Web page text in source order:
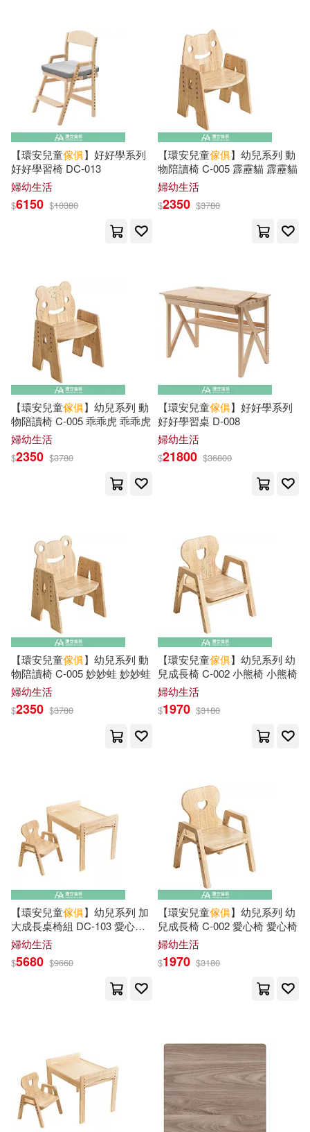
Mary(8)
Paul(8)
Reveirs-Hopkins(8)
Sheila(8) Taylor(8)
胡文彥 於淑岩著(8)
Angela M.(7) Blake(7)
CAD/CAM/CAE技術聯盟(7)
Cescinsky(7)
Frances Clary(7) George(7)
Jackson(7)
Leslie A.(7) Lockwood(7)
Morse(7) Nutting(7)
Roe(7)
Soft(7) Stallworth(7)
shugao(7) なかがわ久実(7)
周默(7) 秋口幸迅(7)
韓姝彛(7) A. E.(6)
Charlotte(6)
Duncan(6) Edward(6)
Elizabeth(6) Emily(6)
華中科技大學出版社(15)
Phaidon Press Limited(14)
原點(14)
湖南少年兒童出版社(14)
科學出版社(14)
電子工業出版社(13)
Firefly Books Ltd(12)
Ingram Pub Services(12)
Gibbs Smith(11)
Phaidon Inc Ltd(11)
上海人民出版社(11)
木馬文化(11) 麥田(11)
Collector Books(10)
Independent Pub Group(10)
Prestel Pub(10)
中信出版社(10) 中國書店(10)
北京理工大學出版社(10)
博樂伯樂(10) 崧燁文化(10)
河北美術出版社(10)
漫遊者文化(10)
Irodori Comics-鳳梨(9)
Univ Pr of New England(9)
【環安兒童傢俱】好好學系列
好好學習椅 DC-013
婦幼生活
$6150 $10380
【環安兒童傢俱】幼兒系列 動
物陪讀椅 C-005 霹靂貓 霹靂貓
婦幼生活
$2350 $3780
【環安兒童傢俱】幼兒系列 動
物陪讀椅 C-005 乖乖虎 乖乖虎
婦幼生活
$2350 $3780
【環安兒童傢俱】好好學系列
好好學習桌 D-008
婦幼生活
$21800 $36800
【環安兒童傢俱】幼兒系列 動
物陪讀椅 C-005 妙妙蛙 妙妙蛙
婦幼生活
$2350 $3780
【環安兒童傢俱】幼兒系列 幼
兒成長椅 C-002 小熊椅 小熊椅
婦幼生活
$1970 $3180
【環安兒童傢俱】幼兒系列 加
大成長桌椅組 DC-103 愛心椅
愛心椅
婦幼生活
$5680 $9660
【環安兒童傢俱】幼兒系列 幼
兒成長椅 C-002 愛心椅 愛心椅
婦幼生活
$1970 $3180